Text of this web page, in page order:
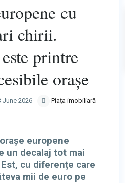
cu
chirii.
printre
orașe
June 2026
Piața imobiliară
europene
un decalaj tot mai
cu diferențe care
mii de euro pe